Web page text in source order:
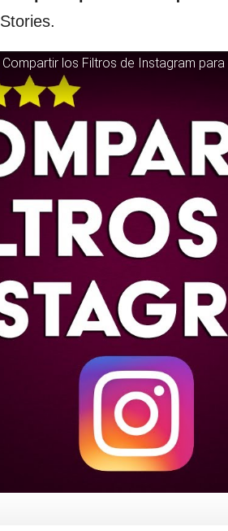
los Filtros de Instagram